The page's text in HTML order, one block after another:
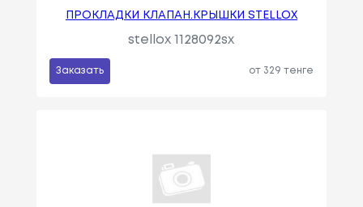
ПРОКЛАДКИ КЛАПАН.КРЫШКИ STELLOX
stellox 1128092sx
Заказать от 329 тенге